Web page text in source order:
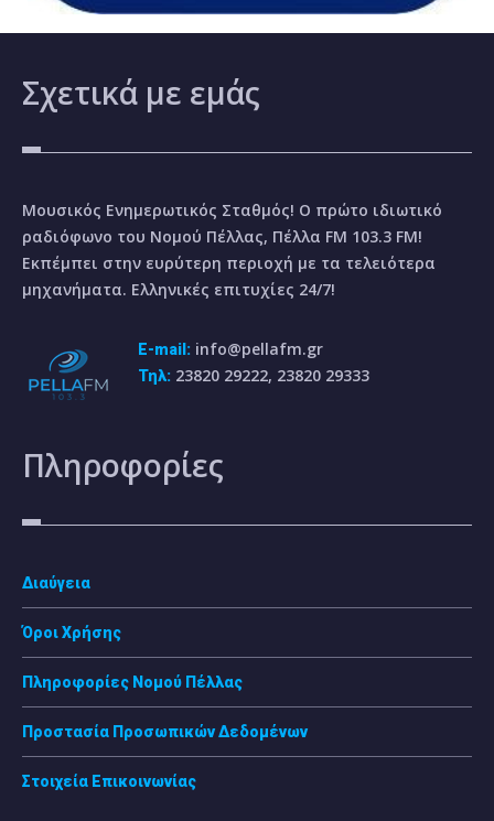
Σχετικά με εμάς
Μουσικός Ενημερωτικός Σταθμός! Ο πρώτο ιδιωτικό
ραδιόφωνο του Νομού Πέλλας, Πέλλα FM 103.3 FM!
Εκπέμπει στην ευρύτερη περιοχή με τα τελειότερα
μηχανήματα. Ελληνικές επιτυχίες 24/7!
E-mail: info@pellafm.gr
Τηλ: 23820 29222, 23820 29333
Πληροφορίες
Διαύγεια
Όροι Χρήσης
Πληροφορίες Νομού Πέλλας
Προστασία Προσωπικών Δεδομένων
Στοιχεία Επικοινωνίας